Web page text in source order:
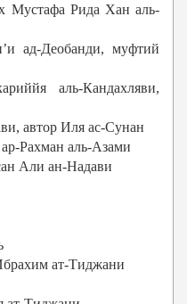
Мустафа Рида Хан аль-
ад-Деобанди, муфтий
аль-Кандахляви,
автор Иля ас-Сунан
Рахман аль-Азами
Али ан-Надави
ат-Тиджани